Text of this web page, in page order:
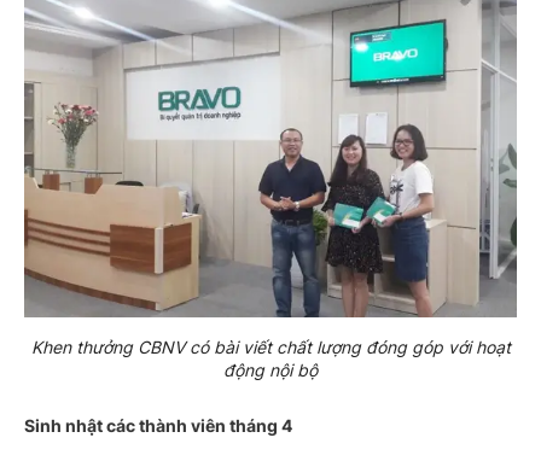
Khen thưởng CBNV có bài viết chất lượng đóng góp với hoạt
động nội bộ
Sinh nhật các thành viên tháng 4